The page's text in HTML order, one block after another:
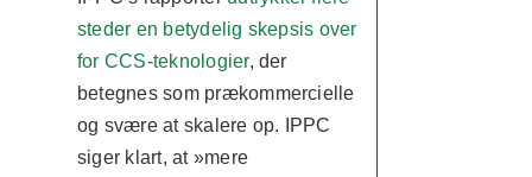
steder en betydelig skepsis over
for CCS-teknologier, der
betegnes som prækommercielle
og svære at skalere op. IPPC
siger klart, at »mere